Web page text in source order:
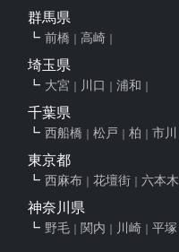
群馬県
前橋 高崎
埼玉県
大宮 川口 浦和
千葉県
西船橋 松戸 柏 市川
東京都
西麻布 花壇街 六本木
神奈川県
野毛 関内 川崎 平塚